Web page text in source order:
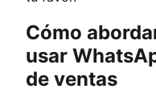
Cómo
usar
de ventas